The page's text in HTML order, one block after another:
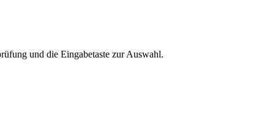
und die Eingabetaste zur Auswahl.